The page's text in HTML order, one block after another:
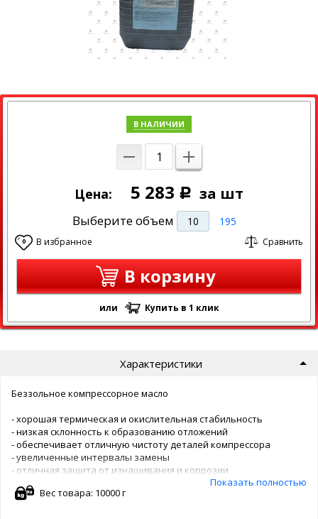
В НАЛИЧИИ
Цена: 5 283 Р за шт
Выберите объем 10 195
0 В избранное Сравнить
В корзину
или Купить в 1 клик
Характеристики
Беззольное компрессорное масло
- хорошая термическая и окислительная стабильность
- низкая склонность к образованию отложений
- обеспечивает отличную чистоту деталей компрессора
- увеличенные интервалы замены
- отличная защита от изнашивания и коррозии
- хорошее воздухоотделение и деэмульгирующие свойства
- низкая склонность к пенообразованию
Показать полностью
Вес товара: 10000 г